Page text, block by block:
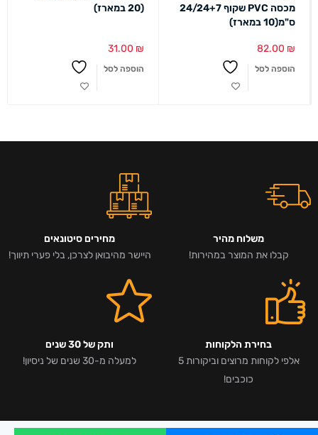
מכסה PVC שקוף 24/24+7
ס"מ(10 במארז)
82.00 ₪
הוספה לסל
(20 במארז)
31.00 ₪
הוספה לסל
משלוח מהיר
קבלו את המוצר במהירות!
מחירים סיטונאים
היישר מהיבואן לצרכן, בלי פערי תיווך!
בחירת הלקוחות
אלפי לקוחות מרוצים וביקורות 5
כוכבים!
ותק של 30 שנים
למעלה מ-30 שנים של ניסיון!